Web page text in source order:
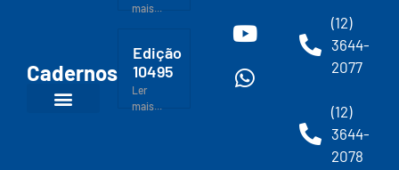
Cadernos
mais...
Edição
10495
Ler
mais...
(12)
3644-
2077
(12)
3644-
2078